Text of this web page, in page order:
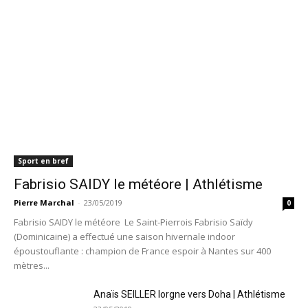
Sport en bref
Fabrisio SAIDY le météore | Athlétisme
Pierre Marchal - 23/05/2019 0
Fabrisio SAIDY le météore Le Saint-Pierrois Fabrisio Saïdy
(Dominicaine) a effectué une saison hivernale indoor
époustouflante : champion de France espoir à Nantes sur 400
mètres...
Anaïs SEILLER lorgne vers Doha | Athlétisme